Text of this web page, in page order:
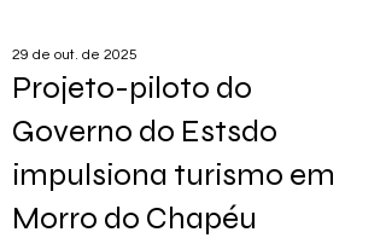
Projeto-piloto do
Governo do Estsdo
impulsiona turismo em
Morro do Chapéu
29 de out. de 2025